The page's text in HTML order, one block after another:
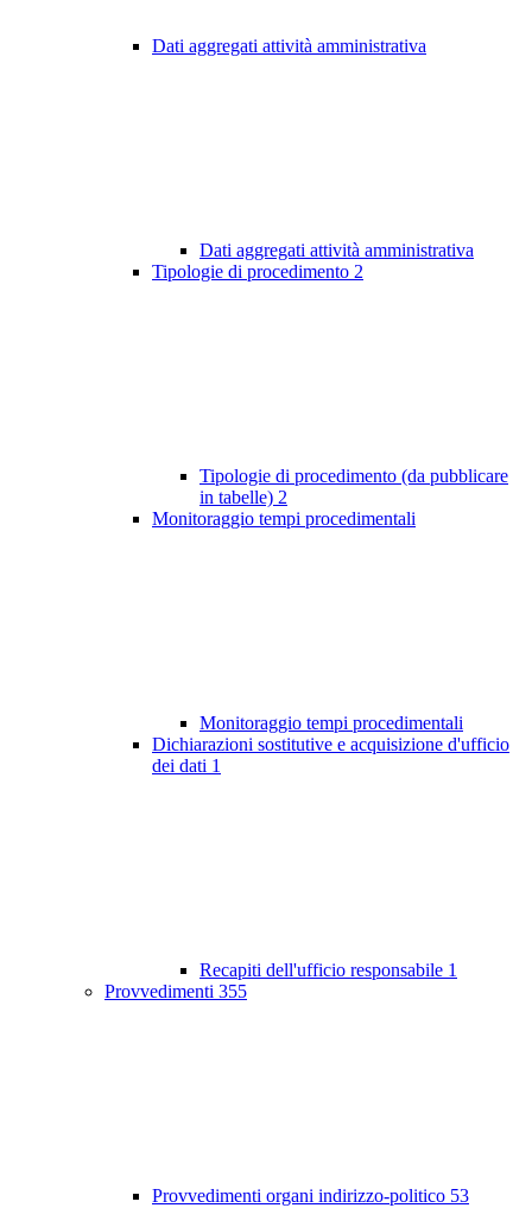
Dati aggregati attività amministrativa
Dati aggregati attività amministrativa
Tipologie di procedimento 2
Tipologie di procedimento (da pubblicare
in tabelle) 2
Monitoraggio tempi procedimentali
Monitoraggio tempi procedimentali
Dichiarazioni sostitutive e acquisizione d'ufficio
dei dati 1
Recapiti dell'ufficio responsabile 1
Provvedimenti 355
Provvedimenti organi indirizzo-politico 53